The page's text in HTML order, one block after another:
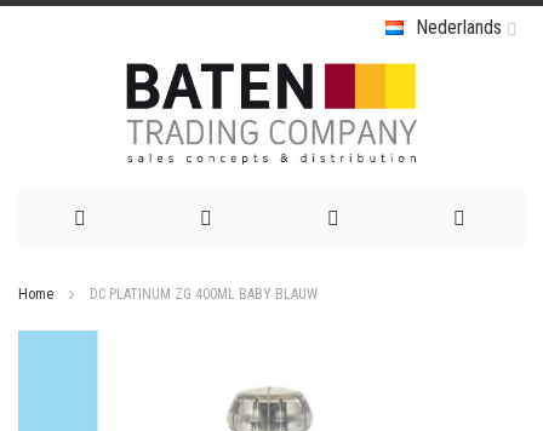
Nederlands
Home DC PLATINUM ZG 400ML BABY BLAUW